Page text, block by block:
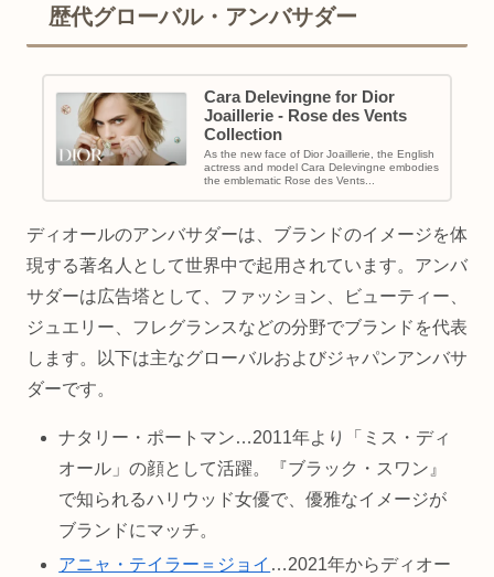
歴代グローバル・アンバサダー
Cara Delevingne for Dior
Joaillerie - Rose des Vents
Collection
As the new face of Dior Joaillerie, the English
actress and model Cara Delevingne embodies
the emblematic Rose des Vents...
ディオールのアンバサダーは、ブランドのイメージを体
現する著名人として世界中で起用されています。アンバ
サダーは広告塔として、ファッション、ビューティー、
ジュエリー、フレグランスなどの分野でブランドを代表
します。以下は主なグローバルおよびジャパンアンバサ
ダーです。
ナタリー・ポートマン…2011年より「ミス・ディ
オール」の顔として活躍。『ブラック・スワン』
で知られるハリウッド女優で、優雅なイメージが
ブランドにマッチ。
アニャ・テイラー＝ジョイ …2021年からディオー